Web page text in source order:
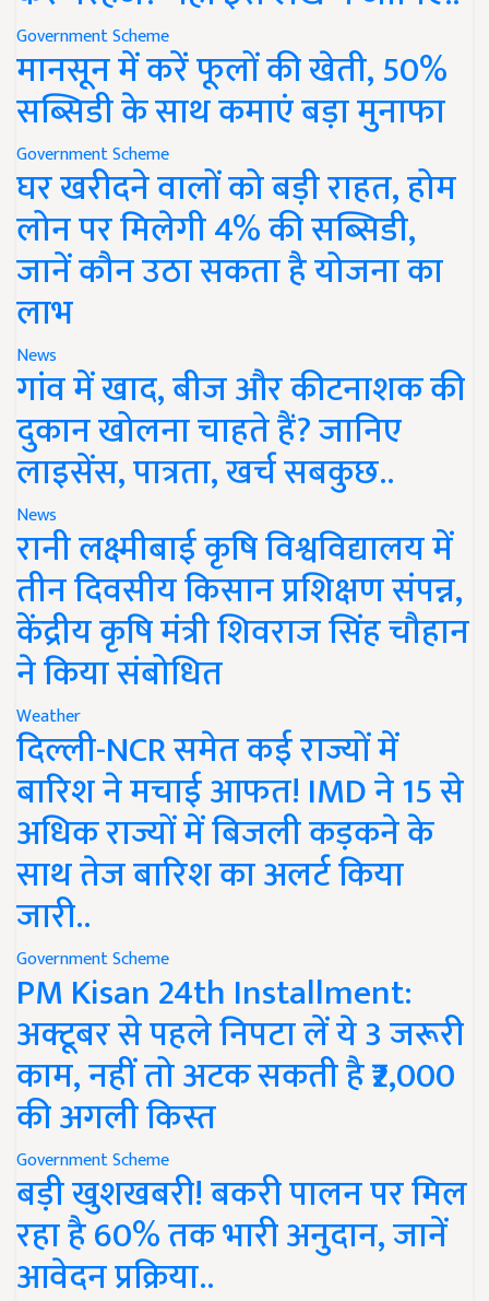
Government Scheme
मानसून में करें फूलों की खेती, 50%
सब्सिडी के साथ कमाएं बड़ा मुनाफा
Government Scheme
घर खरीदने वालों को बड़ी राहत, होम
लोन पर मिलेगी 4% की सब्सिडी,
जानें कौन उठा सकता है योजना का
लाभ
News
गांव में खाद, बीज और कीटनाशक की
दुकान खोलना चाहते हैं? जानिए
लाइसेंस, पात्रता, खर्च सबकुछ..
News
रानी लक्ष्मीबाई कृषि विश्वविद्यालय में
तीन दिवसीय किसान प्रशिक्षण संपन्न,
केंद्रीय कृषि मंत्री शिवराज सिंह चौहान
ने किया संबोधित
Weather
दिल्ली-NCR समेत कई राज्यों में
बारिश ने मचाई आफत! IMD ने 15 से
अधिक राज्यों में बिजली कड़कने के
साथ तेज बारिश का अलर्ट किया
जारी..
Government Scheme
PM Kisan 24th Installment:
अक्टूबर से पहले निपटा लें ये 3 जरूरी
काम, नहीं तो अटक सकती है ₹2,000
की अगली किस्त
Government Scheme
बड़ी खुशखबरी! बकरी पालन पर मिल
रहा है 60% तक भारी अनुदान, जानें
आवेदन प्रक्रिया..